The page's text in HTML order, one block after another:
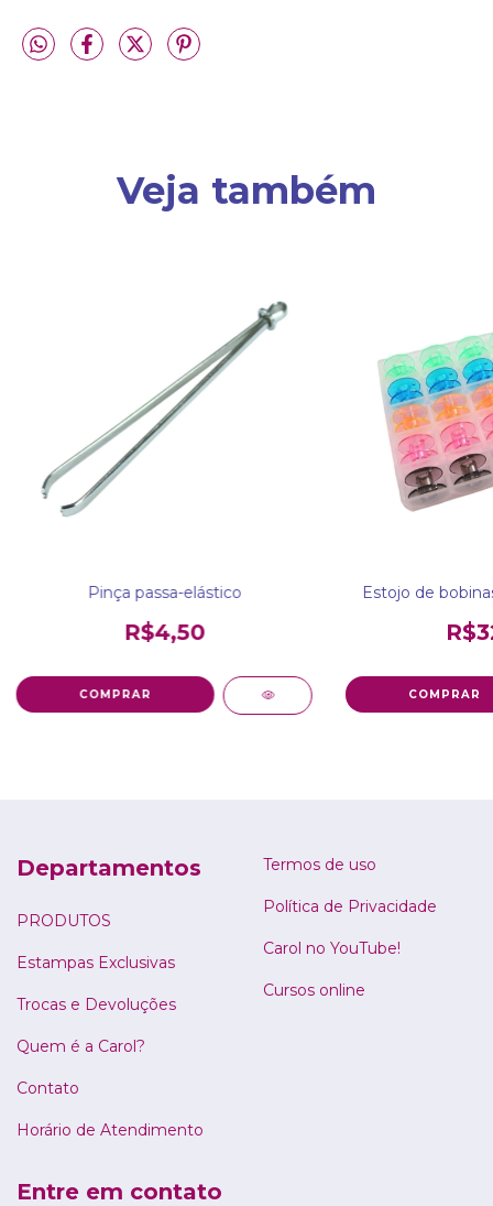
Veja também
Pinça passa-elástico
R$4,50
Estojo de
Departamentos
PRODUTOS
Estampas Exclusivas
Trocas e Devoluções
Quem é a Carol?
Contato
Horário de Atendimento
Termos de uso
Política de Privacidade
Carol no YouTube!
Cursos online
Entre em contato